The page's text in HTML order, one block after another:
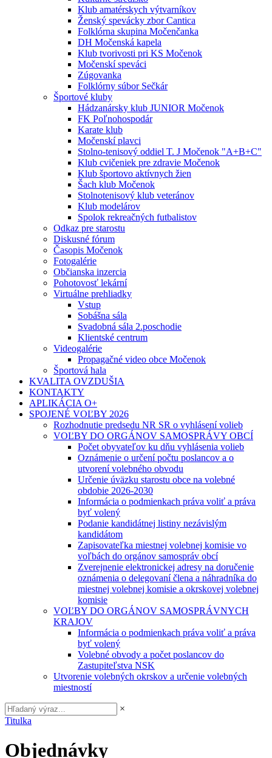
Klub amatérskych výtvarníkov
Ženský spevácky zbor Cantica
Folklórna skupina Močenčanka
DH Močenská kapela
Klub tvorivosti pri KS Močenok
Močenskí speváci
Zúgovanka
Folklórny súbor Sečkár
Športové kluby
Hádzanársky klub JUNIOR Močenok
FK Poľnohospodár
Karate klub
Močenskí plavci
Stolno-tenisový oddiel T. J Močenok "A+B+C"
Klub cvičeniek pre zdravie Močenok
Klub športovo aktívnych žien
Šach klub Močenok
Stolnotenisový klub veteránov
Klub modelárov
Spolok rekreačných futbalistov
Odkaz pre starostu
Diskusné fórum
Časopis Močenok
Fotogalérie
Občianska inzercia
Pohotovosť lekární
Virtuálne prehliadky
Vstup
Sobášna sála
Svadobná sála 2.poschodie
Klientské centrum
Videogalérie
Propagačné video obce Močenok
Športová hala
KVALITA OVZDUŠIA
KONTAKTY
APLIKÁCIA O+
SPOJENÉ VOĽBY 2026
Rozhodnutie predsedu NR SR o vyhlásení volieb
VOĽBY DO ORGÁNOV SAMOSPRÁVY OBCÍ
Počet obyvateľov ku dňu vyhlásenia volieb
Oznámenie o určení počtu poslancov a o
utvorení volebného obvodu
Určenie úväzku starostu obce na volebné
obdobie 2026-2030
Informácia o podmienkach práva voliť a práva
byť volený
Podanie kandidátnej listiny nezávislým
kandidátom
Zapisovateľka miestnej volebnej komisie vo
voľbách do orgánov samospráv obcí
Zverejnenie elektronickej adresy na doručenie
oznámenia o delegovaní člena a náhradníka do
miestnej volebnej komisie a okrskovej volebnej
komisie
VOĽBY DO ORGÁNOV SAMOSPRÁVNYCH
KRAJOV
Informácia o podmienkach práva voliť a práva
byť volený
Volebné obvody a počet poslancov do
Zastupiteľstva NSK
Utvorenie volebných okrskov a určenie volebných
miestností
×
Titulka
Objednávky